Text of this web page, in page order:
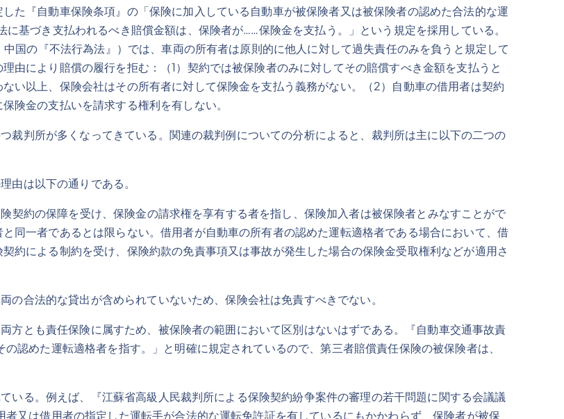
た『自動車保険条項』の「保険に加入している自動車が被保険者又は被保険者の認めた合法的な運
基づき支払われるべき賠償金額は、保険者が……保険金を支払う。」という規定を採用している。
国の『不法行為法』）では、車両の所有者は原則的に他人に対して過失責任のみを負うと規定して
由により賠償の履行を拒む：（1）契約では被保険者のみに対してその賠償すべき金額を支払うと
い以上、保険会社はその所有者に対して保険金を支払う義務がない。（2）自動車の借用者は契約
険金の支払いを請求する権利を有しない。
裁判所が多くなってきている。関連の裁判例についての分析によると、裁判所は主に以下の二つの
由は以下の通りである。
契約の保障を受け、保険金の請求権を享有する者を指し、保険加入者は被保険者とみなすことがで
同一者であるとは限らない。借用者が自動車の所有者の認めた運転適格者である場合において、借
約による制約を受け、保険約款の免責事項又は事故が発生した場合の保険金受取権利などが適用さ
の合法的な貸出が含められていないため、保険会社は免責すべきでない。
方とも責任保険に属すため、被保険者の範囲において区別はないはずである。『自動車交通事故責
認めた運転適格者を指す。」と明確に規定されているので、第三者賠償責任保険の被保険者は、
いる。例えば、『江蘇省高級人民裁判所による保険契約紛争案件の審理の若干問題に関する会議議
又は借用者の指定した運転手が合法的な運転免許証を有しているにもかかわらず、保険者が被保